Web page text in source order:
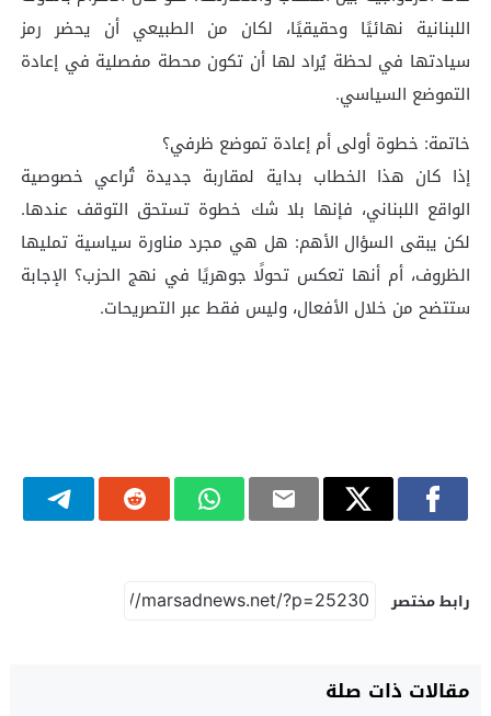
اللبنانية نهائيًا وحقيقيًا، لكان من الطبيعي أن يحضر رمز
سيادتها في لحظة يُراد لها أن تكون محطة مفصلية في إعادة
التموضع السياسي.
خاتمة: خطوة أولى أم إعادة تموضع ظرفي؟
إذا كان هذا الخطاب بداية لمقاربة جديدة تُراعي خصوصية
الواقع اللبناني، فإنها بلا شك خطوة تستحق التوقف عندها.
لكن يبقى السؤال الأهم: هل هي مجرد مناورة سياسية تمليها
الظروف، أم أنها تعكس تحولًا جوهريًا في نهج الحزب؟ الإجابة
ستتضح من خلال الأفعال، وليس فقط عبر التصريحات.
رابط مختصر
مقالات ذات صلة